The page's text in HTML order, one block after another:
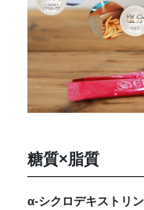
糖質×脂質
α-シクロデキストリン